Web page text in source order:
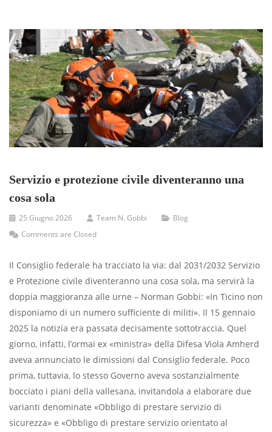
Servizio e protezione civile diventeranno una
cosa sola
25 Giugno 2026 Team N. Gobbi
Blog
Comments are Closed
Il Consiglio federale ha tracciato la via: dal 2031/2032 Servizio
e Protezione civile diventeranno una cosa sola, ma servirà la
doppia maggioranza alle urne – Norman Gobbi: «In Ticino non
disponiamo di un numero sufficiente di militi». Il 15 gennaio
2025 la notizia era passata decisamente sottotraccia. Quel
giorno, infatti, l’ormai ex «ministra» della Difesa Viola Amherd
aveva annunciato le dimissioni dal Consiglio federale. Poco
prima, tuttavia, lo stesso Governo aveva sostanzialmente
bocciato i piani della vallesana, invitandola a elaborare due
varianti denominate «Obbligo di prestare servizio di
sicurezza» e «Obbligo di prestare servizio orientato al